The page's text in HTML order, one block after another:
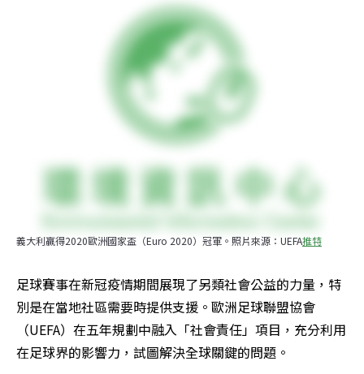
義大利贏得2020歐洲國家盃（Euro 2020）冠軍。照片來源：UEFA推特
足球賽事在新冠疫情期間展現了另類社會公益的力量，特
別是在當地社區需要時提供支援。歐洲足球聯盟協會
（UEFA）在五年規劃中融入「社會責任」項目，充分利用
在足球界的影響力，試圖解決全球關鍵的問題。